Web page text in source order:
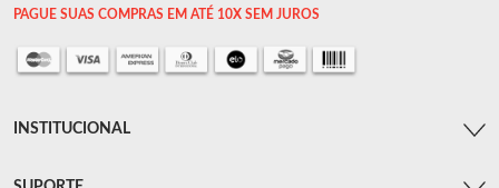
PAGUE SUAS COMPRAS EM ATÉ 10X SEM JUROS
INSTITUCIONAL